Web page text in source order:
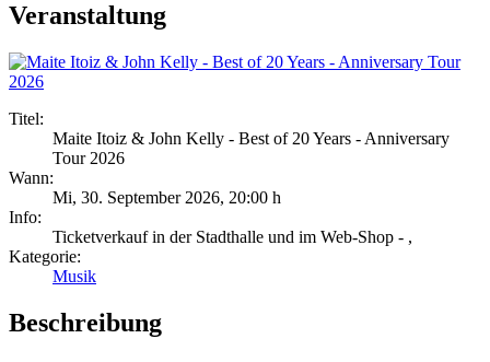
Veranstaltung
Titel:
Maite Itoiz & John Kelly - Best of 20 Years - Anniversary
Tour 2026
Wann:
Mi, 30. September 2026, 20:00 h
Info:
Ticketverkauf in der Stadthalle und im Web-Shop - ,
Kategorie:
Musik
Beschreibung